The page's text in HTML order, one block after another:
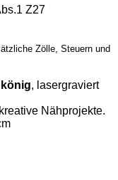
Z27
Zölle, Steuern und
, lasergraviert
Nähprojekte.